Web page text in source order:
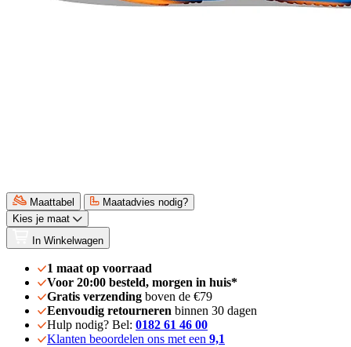
Maattabel
Maatadvies nodig?
Kies je maat
In Winkelwagen
1 maat op voorraad
Voor 20:00 besteld, morgen in huis*
Gratis verzending boven de €79
Eenvoudig retourneren binnen 30 dagen
Hulp nodig? Bel: 0182 61 46 00
Klanten beoordelen ons met een 9,1